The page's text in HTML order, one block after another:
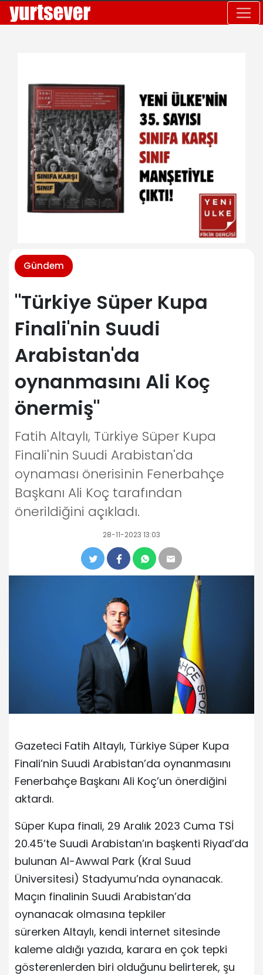
Gündem
"Türkiye Süper Kupa
Finali'nin Suudi
Arabistan'da
oynanmasını Ali Koç
önermiş"
Fatih Altaylı, Türkiye Süper Kupa
Finali'nin Suudi Arabistan'da
oynaması önerisinin Fenerbahçe
Başkanı Ali Koç tarafından
önerildiğini açıkladı.
28-11-2023 13:03
Gazeteci Fatih Altaylı, Türkiye Süper Kupa
Finali’nin Suudi Arabistan’da oynanmasını
Fenerbahçe Başkanı Ali Koç’un önerdiğini
aktardı.
Süper Kupa finali, 29 Aralık 2023 Cuma TSİ
20.45’te Suudi Arabistan’ın başkenti Riyad’da
bulunan Al-Awwal Park (Kral Suud
Üniversitesi) Stadyumu’nda oynanacak.
Maçın finalinin Suudi Arabistan’da
oynanacak olmasına tepkiler
sürerken Altaylı, kendi internet sitesinde
kaleme aldığı yazıda, karara en çok tepki
gösterenlerden biri olduğunu belirterek, şu